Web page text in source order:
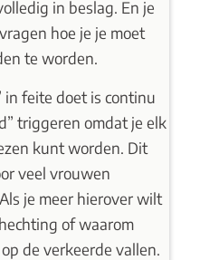
in beslag. En je
hoe je je moet
te worden.
in feite doet is continu
triggeren omdat je elk
kunt worden. Dit
veel vrouwen
je meer hierover wilt
hechting of waarom
de verkeerde vallen.